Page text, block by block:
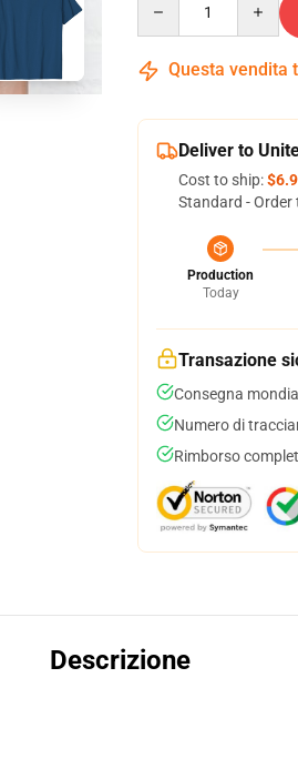
Questa vendita
Deliver to
Cost to ship:
Standard -
Production
Today
Transazione
Consegna
Numero di
Rimborso
Descrizione